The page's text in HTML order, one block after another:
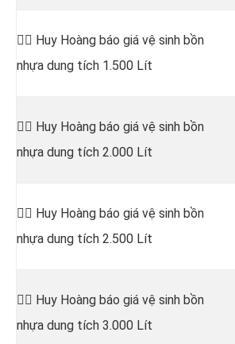
👷‍♂️ Huy Hoàng báo giá vệ sinh bồn
nhựa dung tích 1.500 Lít
👷‍♂️ Huy Hoàng báo giá vệ sinh bồn
nhựa dung tích 2.000 Lít
👷‍♂️ Huy Hoàng báo giá vệ sinh bồn
nhựa dung tích 2.500 Lít
👷‍♂️ Huy Hoàng báo giá vệ sinh bồn
nhựa dung tích 3.000 Lít